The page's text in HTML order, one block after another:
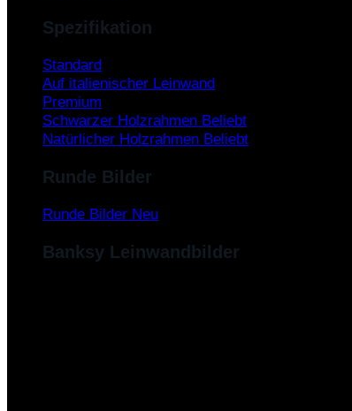
Spezifikation
Standard
Auf italienischer Leinwand
Premium
Schwarzer Holzrahmen
Natürlicher Holzrahmen
Runde Bilder
Runde Bilder
Banksy Leinwandbilder